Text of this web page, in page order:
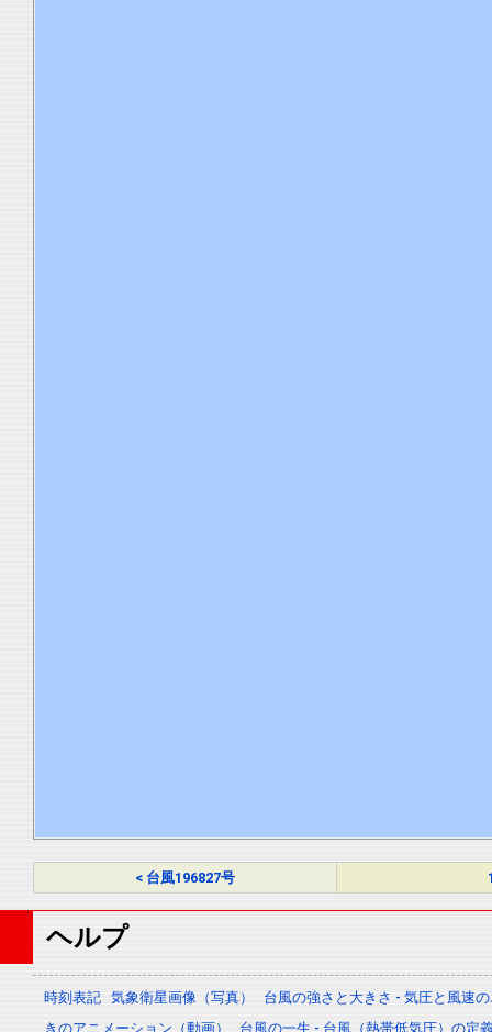
< 台風196827号
ヘルプ
時刻表記 気象衛星画像（写真）
台風の強さと大きさ - 気圧と風速
きのアニメーション（動画）
台風の一生 - 台風（熱帯低気圧）の定